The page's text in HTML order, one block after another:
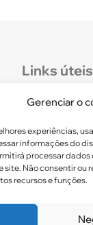
Gerenciar o
experiências,
informações do
processar
site. Não consentir
recursos e funções.
Links úteis
Certidão de
Parceiros